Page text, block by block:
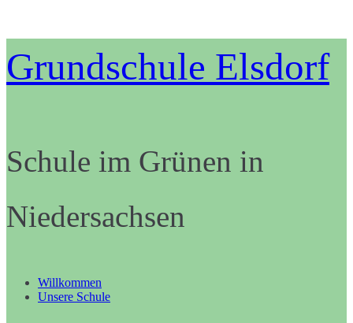
Inhalt
springen
Grundschule Elsdorf
Schule im Grünen in
Niedersachsen
Willkommen
Unsere Schule